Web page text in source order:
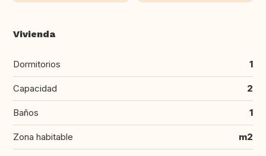
Vivienda
Dormitorios 1
Capacidad 2
Baños 1
Zona habitable m2